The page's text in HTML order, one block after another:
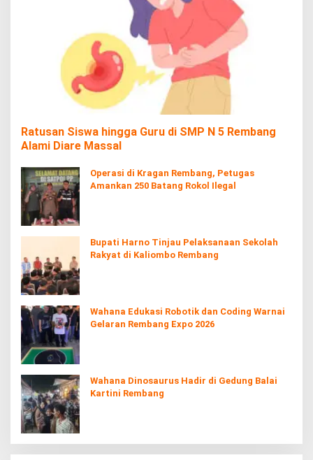
Ratusan Siswa hingga Guru di SMP N 5 Rembang
Alami Diare Massal
Operasi di Kragan Rembang, Petugas
Amankan 250 Batang Rokol Ilegal
Bupati Harno Tinjau Pelaksanaan Sekolah
Rakyat di Kaliombo Rembang
Wahana Edukasi Robotik dan Coding Warnai
Gelaran Rembang Expo 2026
Wahana Dinosaurus Hadir di Gedung Balai
Kartini Rembang